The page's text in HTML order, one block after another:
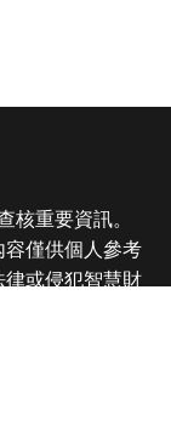
重要資訊。
僅供個人參考
或侵犯智慧財